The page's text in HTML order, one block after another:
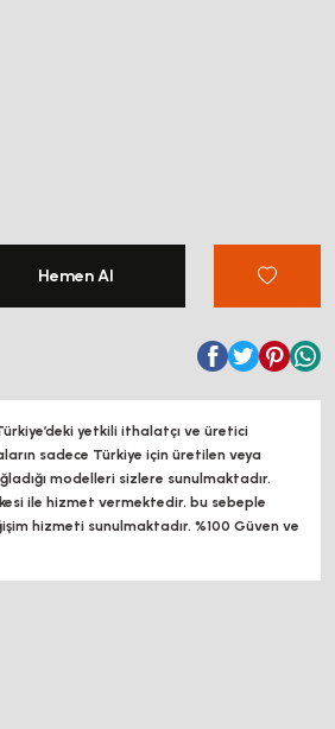
Hemen Al
yetkili ithalatçı ve üretici
sadece Türkiye için üretilen veya
modelleri sizlere sunulmaktadır.
ile hizmet vermektedir. bu sebeple
hizmeti sunulmaktadır. %100 Güven ve